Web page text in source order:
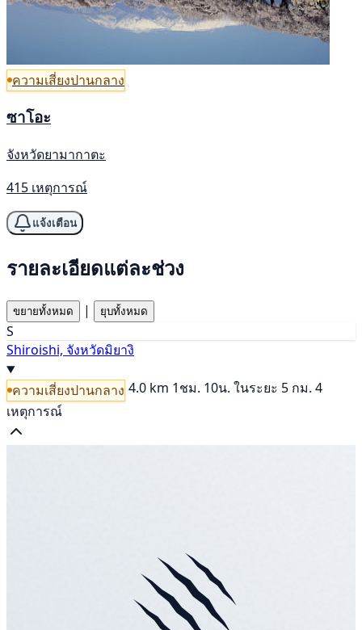
ความเสี่ยงปานกลาง
ซาโอะ
จังหวัดยามากาตะ
415 เหตุการณ์
แจ้งเตือน
รายละเอียดแต่ละช่วง
ขยายทั้งหมด | ยุบทั้งหมด
S
Shiroishi, จังหวัดมิยางิ
ความเสี่ยงปานกลาง 4.0 km 1ชม. 10น. ในระยะ 5 กม. 4
เหตุการณ์